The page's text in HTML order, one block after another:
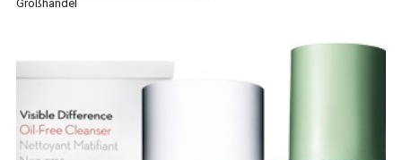
PRODUKTE
Großhandel